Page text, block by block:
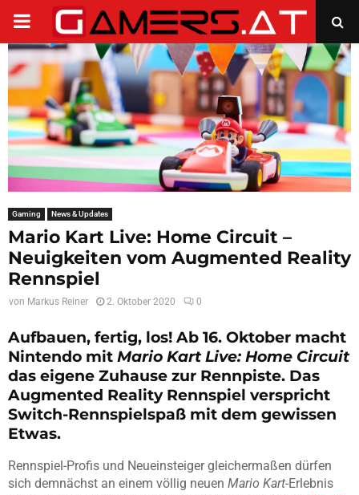
PRIMARY
MENU
Gaming News & Updates
Mario Kart Live: Home Circuit –
Neuigkeiten vom Augmented Reality
Rennspiel
von Markus Reiner 2. Oktober 2020 0
Aufbauen, fertig, los! Ab 16. Oktober macht
Nintendo mit Mario Kart Live: Home Circuit
das eigene Zuhause zur Rennpiste. Das
Augmented Reality Rennspiel verspricht
Switch-Rennspielspaß mit dem gewissen
Etwas.
Rennspiel-Profis und Neueinsteiger gleichermaßen dürfen
sich demnächst an einem völlig neuen Mario Kart-Erlebnis